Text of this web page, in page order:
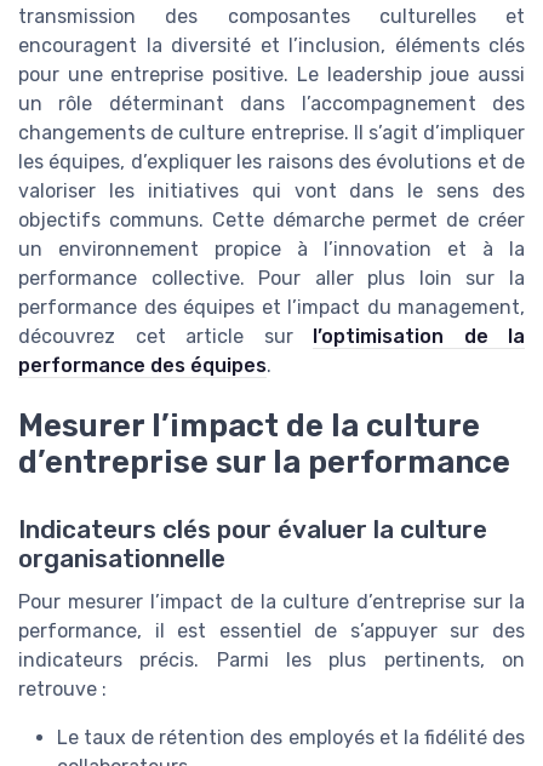
transmission des composantes culturelles et
encouragent la diversité et l’inclusion, éléments clés
pour une entreprise positive. Le leadership joue aussi
un rôle déterminant dans l’accompagnement des
changements de culture entreprise. Il s’agit d’impliquer
les équipes, d’expliquer les raisons des évolutions et de
valoriser les initiatives qui vont dans le sens des
objectifs communs. Cette démarche permet de créer
un environnement propice à l’innovation et à la
performance collective. Pour aller plus loin sur la
performance des équipes et l’impact du management,
découvrez cet article sur l’optimisation de la
performance des équipes.
Mesurer l’impact de la culture
d’entreprise sur la performance
Indicateurs clés pour évaluer la culture
organisationnelle
Pour mesurer l’impact de la culture d’entreprise sur la
performance, il est essentiel de s’appuyer sur des
indicateurs précis. Parmi les plus pertinents, on
retrouve :
Le taux de rétention des employés et la fidélité des